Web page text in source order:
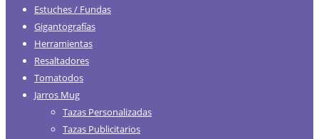
Estuches / Fundas
Gigantografías
Herramientas
Resaltadores
Tomatodos
Jarros Mug
Tazas Personalizadas
Tazas Publicitarios